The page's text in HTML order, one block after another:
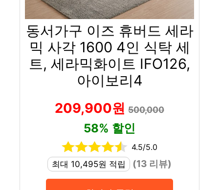
동서가구 이즈 휴버드 세라
믹 사각 1600 4인 식탁 세
트, 세라믹화이트 IFO126,
아이보리4
209,900원 500,000
58% 할인
4.5/5.0
최대 10,495원 적립
(13 리뷰)